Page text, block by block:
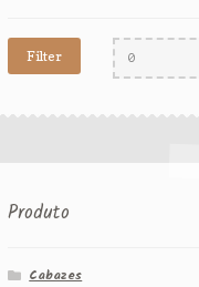
Filter
Produto
Cabazes